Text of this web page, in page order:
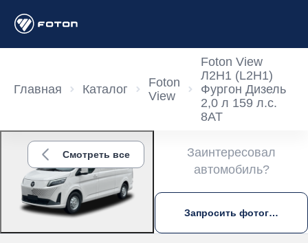
Главная Каталог
Foton
View
Foton View
Л2Н1 (L2H1)
Фургон Дизель
2,0 л 159 л.с.
8AT
Смотреть все
Заинтересовал
автомобиль?
Запросить фотографии